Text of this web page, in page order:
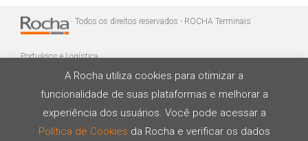
Todos os direitos reservados - ROCHA Terminais
Portuários e Logística
A Rocha utiliza cookies para otimizar a
funcionalidade de suas plataformas e melhorar a
experiência dos usuários. Você pode acessar a
Política de Cookies da Rocha e verificar os dados